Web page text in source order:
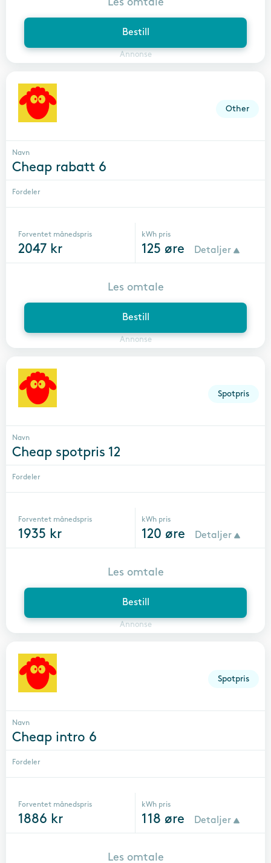
Bestill
Annonse
Les omtale
Other
Navn
Cheap rabatt 6
Fordeler
Forventet månedspris
2047 kr
kWh pris
125 øre Detaljer
Bestill
Annonse
Les omtale
Spotpris
Navn
Cheap spotpris 12
Fordeler
Forventet månedspris
1935 kr
kWh pris
120 øre Detaljer
Bestill
Annonse
Les omtale
Spotpris
Navn
Cheap intro 6
Fordeler
Forventet månedspris
1886 kr
kWh pris
118 øre Detaljer
Les omtale